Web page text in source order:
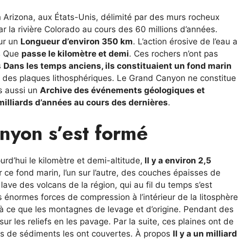
Arizona, aux États-Unis, délimité par des murs rocheux
la rivière Colorado au cours des 60 millions d’années.
un Longueur d’environ 350 km. L’action érosive de l’eau a
Que passe le kilomètre et demi. Ces rochers n’ont pas
Dans les temps anciens, ils constituaient un fond marin
plaques lithosphériques. Le Grand Canyon ne constitue
aussi un Archive des événements géologiques et
d’années au cours des dernières.
s’est formé
le kilomètre et demi-altitude, Il y a environ 2,5
ce fond marin, l’un sur l’autre, des couches épaisses de
des volcans de la région, qui au fil du temps s’est
énormes forces de compression à l’intérieur de la litosphère
ce que les montagnes de levage et d’origine. Pendant des
les reliefs en les pavage. Par la suite, ces plaines ont de
de sédiments les ont couvertes. À propos Il y a un milliard